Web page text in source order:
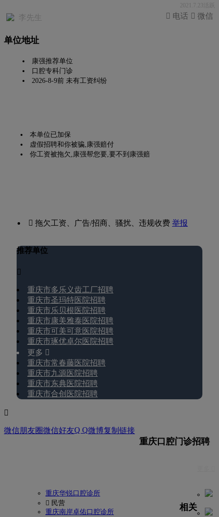
2021.7.23活跃
李先生  微信
 电话
单位地址
康强推荐单位
口腔专科门诊
2026-8-9前 未有工资纠纷
本单位已加保
虚假招聘和你被骗,康强赔付
你工资被拖欠,康强帮您要,要不到康强赔
 拖欠工资、广告/招商、骚扰、违规收费举报
推荐单位

重庆市多乐义齿工厂招聘
重庆市圣玛特医院招聘
重庆市乐贝根医院招聘
重庆市康美雅泰医院招聘
重庆市可美可意医院招聘
重庆市琢优卓尔医院招聘
更多 
重庆市常春藤医院招聘
重庆市九源医院招聘
重庆市东典医院招聘
重庆市合创医院招聘

微信朋友圈微信好友Q Q微博复制链接
重庆口腔门诊招聘
重庆华锐口腔诊所
 民营
重庆南岸卓佑口腔诊所
相关